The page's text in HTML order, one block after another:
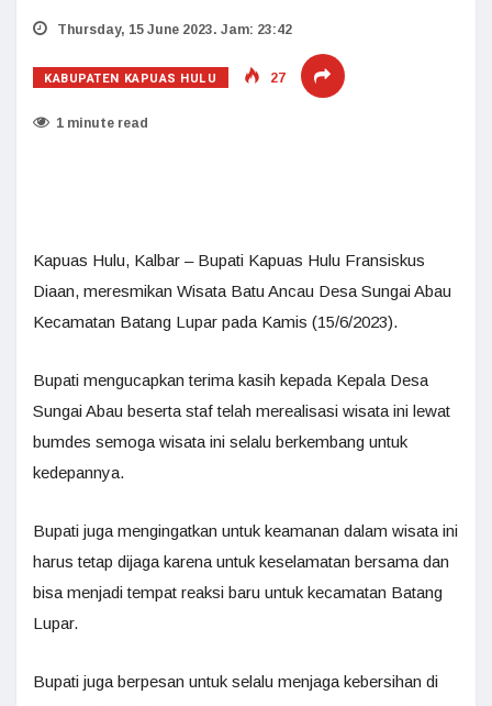
Thursday, 15 June 2023. Jam: 23:42
KABUPATEN KAPUAS HULU 27
1 minute read
Kapuas Hulu, Kalbar – Bupati Kapuas Hulu Fransiskus
Diaan, meresmikan Wisata Batu Ancau Desa Sungai Abau
Kecamatan Batang Lupar pada Kamis (15/6/2023).
Bupati mengucapkan terima kasih kepada Kepala Desa
Sungai Abau beserta staf telah merealisasi wisata ini lewat
bumdes semoga wisata ini selalu berkembang untuk
kedepannya.
Bupati juga mengingatkan untuk keamanan dalam wisata ini
harus tetap dijaga karena untuk keselamatan bersama dan
bisa menjadi tempat reaksi baru untuk kecamatan Batang
Lupar.
Bupati juga berpesan untuk selalu menjaga kebersihan di